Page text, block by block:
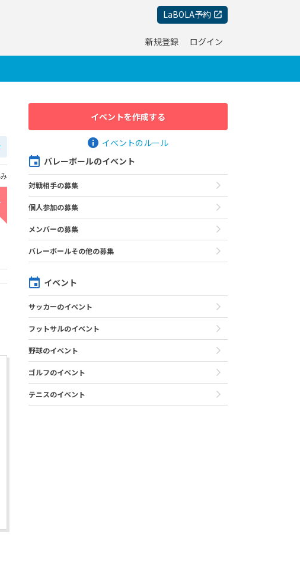
LaBOLA予約
新規登録 ログイン
イベントを作成する
イベントのルール
バレーボールのイベント
対戦相手の募集
個人参加の募集
メンバーの募集
バレーボールその他の募集
イベント
サッカーのイベント
フットサルのイベント
野球のイベント
ゴルフのイベント
テニスのイベント